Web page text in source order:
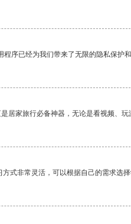
程序已经为我们带来了无限的隐私保护和
居家旅行必备神器，无论是看视频、
式非常灵活，可以根据自己的需求选